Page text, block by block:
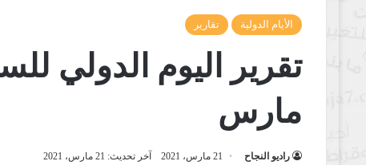
الأيام الدولية تقارير
مارس
راديو النجاح 21 مارس، 2021 آخر تحديث: 21 مارس، 2021